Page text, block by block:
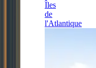
Îles
de
l'Atlantique